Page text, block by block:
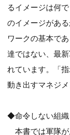
るイメージは何
のイメージがあ
ワークの基本で
達ではない、最
れています。「
動き出すマネジ
◆命令しない組織
本書では軍隊が